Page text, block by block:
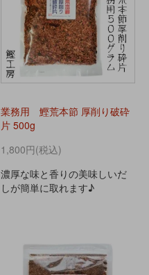
業務用 鰹荒本節 厚削り破砕
片 500g
1,800円(税込)
濃厚な味と香りの美味しいだ
しが簡単に取れます♪